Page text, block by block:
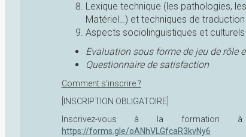
Lexique technique (les pathologies,
Matériel…) et techniques de traduction
Aspects sociolinguistiques et culturels
Evaluation sous forme de jeu de rôle
Questionnaire de satisfaction
Comment s'inscrire ?
[INSCRIPTION OBLIGATOIRE]
Inscrivez-vous à la
https://forms.gle/oANhVLGfcaR3kvNy6